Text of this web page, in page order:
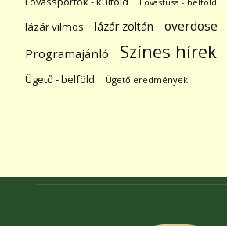
lázár vilmos lázár zoltán overdose
Programajánló Színes hírek
Ügető - belföld Ügető eredmények